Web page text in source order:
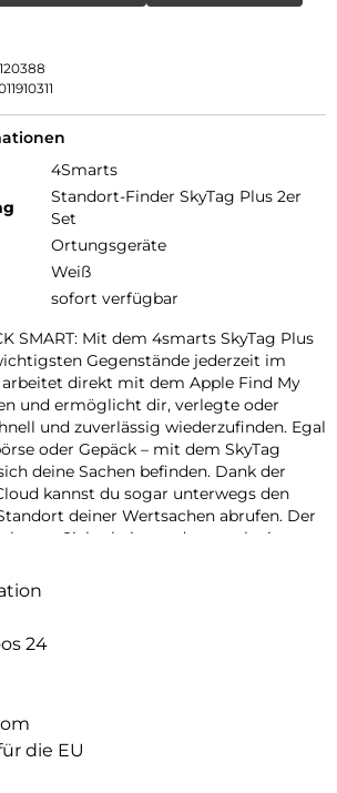
4Smarts
Standort-Finder SkyTag Plus 2er
Set
Ortungsgeräte
Weiß
sofort verfügbar
SMART: Mit dem 4smarts SkyTag Plus
Gegenstände jederzeit im
arbeitet direkt mit dem Apple Find My
und ermöglicht dir, verlegte oder
und zuverlässig wiederzufinden. Egal
oder Gepäck – mit dem SkyTag
deine Sachen befinden. Dank der
kannst du sogar unterwegs den
deiner Wertsachen abrufen. Der
nur Sicherheit, sondern auch ein
oder im Alltag.
modernen Look. Mit einem
dem Apple AirTag, aber noch schlanker
er durch sein stilvolles Design. Mit
er kompakt genug, um unauffällig in
oder an deinem Gepäck Platz zu
nur 7,4 mm dünnen Bauweise bietet er
aufzufallen oder zu stören. Dieses
macht den SkyTag Plus zu einem
24
die EU